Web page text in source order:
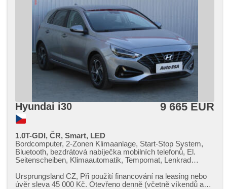
Hyundai i30 9 665 EUR
1.0T-GDI, ČR, Smart, LED
Bordcomputer, 2-Zonen Klimaanlage, Start-Stop System,
Bluetooth, bezdrátová nabíječka mobilních telefonů, El.
Seitenscheiben, Klimaautomatik, Tempomat, Lenkrad
Alufelgen, Handgetriebe, El. Spiegel, Servolenkung,
Zentralverriegelung, Elektronisches Stabilitätsprogramm
Ursprungsland CZ,​ Při použití financování na leasing nebo
úvěr sleva 45 000 Kč. Otevřeno denně (včetně víkendů a